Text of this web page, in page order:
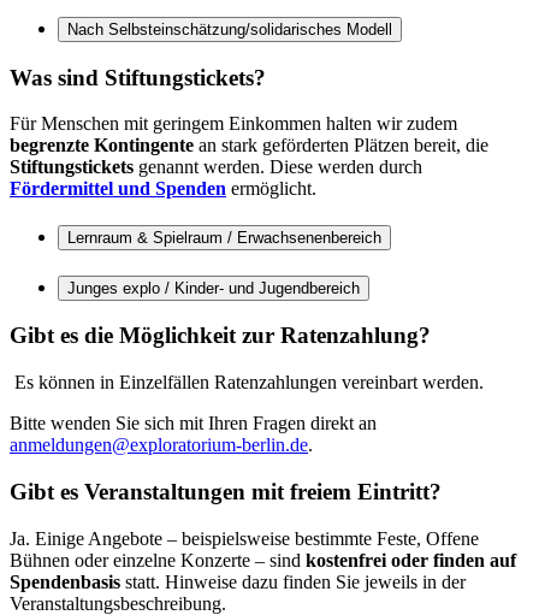
Nach Selbsteinschätzung/solidarisches Modell
Was sind Stiftungstickets?
Für Menschen mit geringem Einkommen halten wir zudem
begrenzte Kontingente an stark geförderten Plätzen bereit, die
Stiftungstickets genannt werden. Diese werden durch
Fördermittel und Spenden ermöglicht.
Lernraum & Spielraum / Erwachsenenbereich
Junges explo / Kinder- und Jugendbereich
Gibt es die Möglichkeit zur Ratenzahlung?
Es können in Einzelfällen Ratenzahlungen vereinbart werden.
Bitte wenden Sie sich mit Ihren Fragen direkt an
anmeldungen@exploratorium-berlin.de.
Gibt es Veranstaltungen mit freiem Eintritt?
Ja. Einige Angebote – beispielsweise bestimmte Feste, Offene
Bühnen oder einzelne Konzerte – sind kostenfrei oder finden auf
Spendenbasis statt. Hinweise dazu finden Sie jeweils in der
Veranstaltungsbeschreibung.